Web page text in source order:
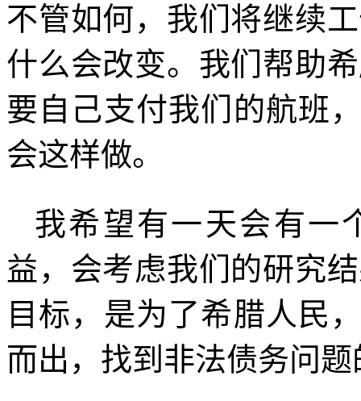
不管如何，我们将继续
什么会改变。我们帮助
要自己支付我们的航班
会这样做。
我希望有一天会有一
益，会考虑我们的研究
目标，是为了希腊人民
而出，找到非法债务问